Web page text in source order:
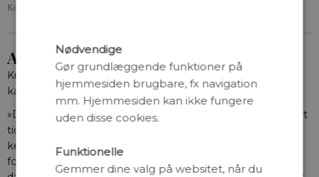
Kontrolrummet. Foto: ESA, Hasse Hansen.
At sende Andreas Mogensen afsted
Kun få danskere søger en trainee-stilling hos ESA efter
kandidaten. Men det er en fejl, mener Hasse Hansen.
»Det var en supergod oplevelse. Jeg lærte meget på kort
tid, samtidig med at jeg lærte mange andre trainees at
kende. Det giver et stort netværk, og man får mulighed
for at få et fedt ophold. Jeg håber, endnu f lere unge
Nødvendige
Gør grundlæggende funktioner på
hjemmesiden brugbare, fx navigation
mm. Hjemmesiden kan ikke fungere
uden disse cookies.
Funktionelle
Gemmer dine valg på websitet, når du